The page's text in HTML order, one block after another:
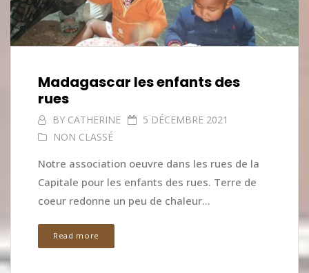
Madagascar les enfants des
rues
BY CATHERINE
5 DÉCEMBRE 2021
NON CLASSÉ
Notre association oeuvre dans les rues de la
Capitale pour les enfants des rues. Terre de
coeur redonne un peu de chaleur...
Read more